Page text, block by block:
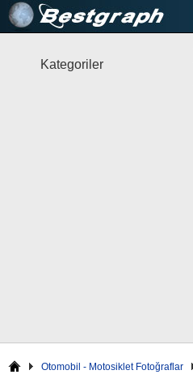
Kategoriler
Otomobil - Motosiklet Fotoğraflar